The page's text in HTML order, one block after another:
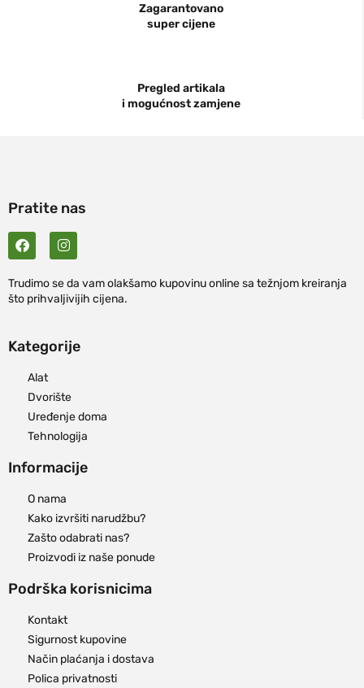
Zagarantovano
super cijene
Pregled artikala
i mogućnost zamjene
Pratite nas
Trudimo se da vam olakšamo kupovinu online sa težnjom kreiranja
što prihvaljivijih cijena.
Kategorije
Alat
Dvorište
Uređenje doma
Tehnologija
Informacije
O nama
Kako izvršiti narudžbu?
Zašto odabrati nas?
Proizvodi iz naše ponude
Podrška korisnicima
Kontakt
Sigurnost kupovine
Način plaćanja i dostava
Polica privatnosti